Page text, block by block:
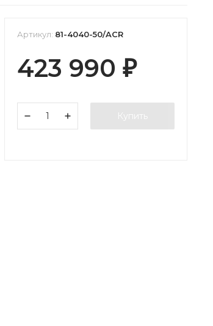
Артикул: 81-4040-50/ACR
423 990 ₽
Купить